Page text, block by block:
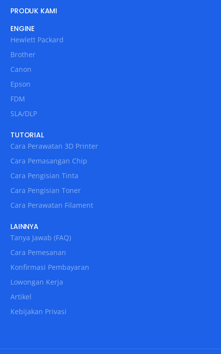
PRODUK KAMI
ENGINE
Hewlett Packard
Brother
Canon
Epson
FDM
SLA/DLP
TUTORIAL
Cara Perawatan 3D Printer
Cara Pemasangan Chip
Cara Pengisian Tinta
Cara Pengisian Toner
Cara Perawatan Filament
LAINNYA
Tanya Jawab (FAQ)
Cara Pemesanan
Konfirmasi Pembayaran
Lowongan Kerja
Artikel
Kebijakan Privasi